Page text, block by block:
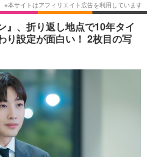
韓国・芸能
スポーツ
グルメ
ショッピング
』、折り返し地点で10年タイ
り設定が面白い！ 2枚目の写